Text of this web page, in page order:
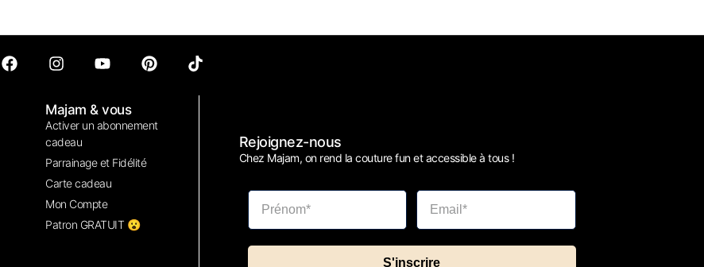
Majam & vous
Activer un abonnement
cadeau
Parrainage et Fidélité
Carte cadeau
Mon Compte
Patron GRATUIT 😮
Rejoignez-nous
Chez Majam, on rend la couture fun et accessible à tous !
S'inscrire